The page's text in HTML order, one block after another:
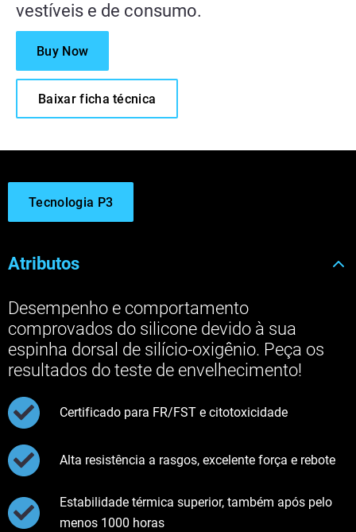
vestíveis e de consumo.
Buy Now
Baixar ficha técnica
Atributos
Desempenho e comportamento
comprovados do silicone devido à sua
espinha dorsal de silício-oxigênio. Peça os
resultados do teste de envelhecimento!
Certificado para FR/FST e citotoxicidade
Alta resistência a rasgos, excelente força e rebote
Estabilidade térmica superior, também após pelo
menos 1000 horas
Tecnologia P3